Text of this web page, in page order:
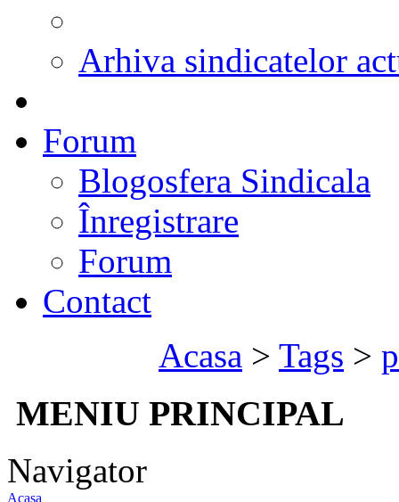
Arhiva sindicatelor
Forum
Blogosfera Sindicala
Înregistrare
Forum
Contact
Acasa > Tags >
MENIU PRINCIPAL
Navigator
Acasa